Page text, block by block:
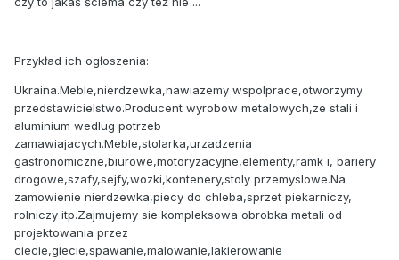
Przykład ich ogłoszenia:
Ukraina.Meble,nierdzewka,nawiazemy wspolprace,otworzymy
przedstawicielstwo.Producent wyrobow metalowych,ze stali i
aluminium wedlug potrzeb
zamawiajacych.Meble,stolarka,urzadzenia
gastronomiczne,biurowe,motoryzacyjne,elementy,ramk i, bariery
drogowe,szafy,sejfy,wozki,kontenery,stoly przemyslowe.Na
zamowienie nierdzewka,piecy do chleba,sprzet piekarniczy,
rolniczy itp.Zajmujemy sie kompleksowa obrobka metali od
projektowania przez
ciecie,giecie,spawanie,malowanie,lakierowanie